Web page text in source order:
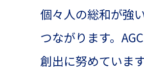
個々人の総和が強
つながります。
創出に努めています